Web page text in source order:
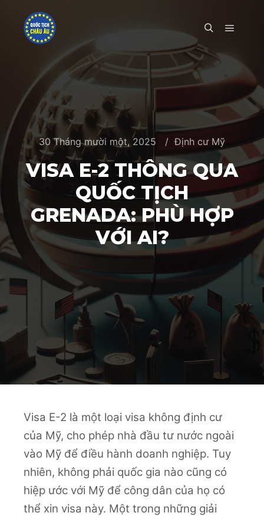
30 Tháng mười một, 2025 Định cư Mỹ
VISA E-2 THÔNG QUA
QUỐC TỊCH
GRENADA: PHÙ HỢP
VỚI AI?
Visa E-2 là một loại visa không định cư
của Mỹ, cho phép nhà đầu tư nước ngoài
vào Mỹ để điều hành doanh nghiệp. Tuy
nhiên, không phải quốc gia nào cũng có
hiệp ước với Mỹ để công dân của họ có
thể xin visa này. Một trong những giải